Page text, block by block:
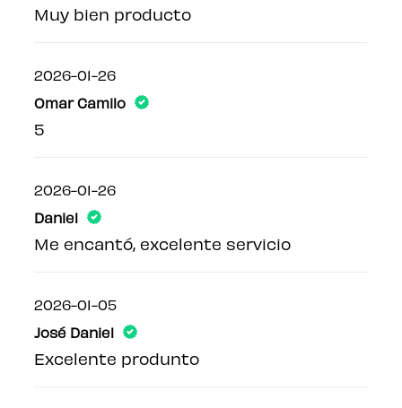
Muy bien producto
2026-01-26
Omar Camilo
5
2026-01-26
Daniel
Me encantó, excelente servicio
2026-01-05
José Daniel
Excelente produnto